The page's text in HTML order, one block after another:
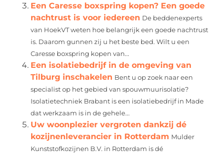
Een Caresse boxspring kopen? Een goede
nachtrust is voor iedereen De beddenexperts
van HoekVT weten hoe belangrijk een goede nachtrust
is. Daarom gunnen zij u het beste bed. Wilt u een
Caresse boxspring kopen van...
Een isolatiebedrijf in de omgeving van
Tilburg inschakelen Bent u op zoek naar een
specialist op het gebied van spouwmuurisolatie?
Isolatietechniek Brabant is een isolatiebedrijf in Made
dat werkzaam is in de gehele...
Uw woonplezier vergroten dankzij dé
kozijnenleverancier in Rotterdam Mulder
Kunststofkozijnen B.V. in Rotterdam is dé